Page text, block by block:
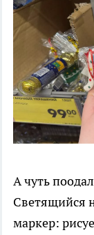
А чуть
Светящийся
маркер: